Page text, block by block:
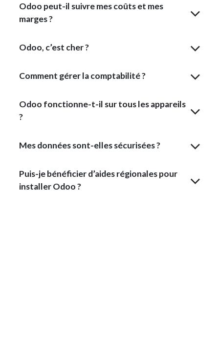
Odoo peut-il suivre mes coûts et mes
marges ?
Odoo, c’est cher ?
Comment gérer la comptabilité ?
Odoo fonctionne-t-il sur tous les appareils
?
Mes données sont-elles sécurisées ?
Puis-je bénéficier d’aides régionales pour
installer Odoo ?